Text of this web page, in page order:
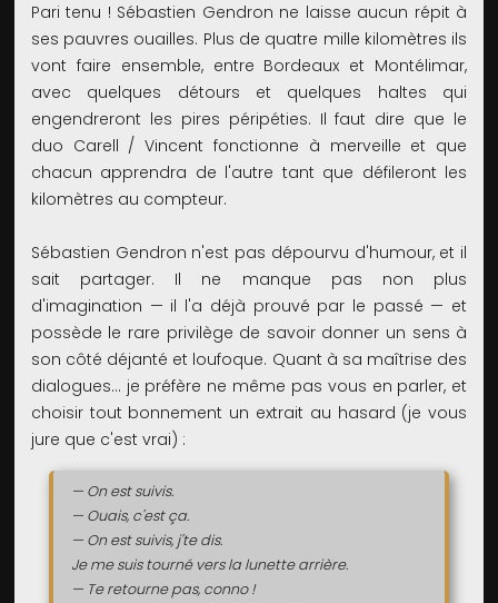
Pari tenu ! Sébastien Gendron ne laisse aucun répit à
ses pauvres ouailles. Plus de quatre mille kilomètres ils
vont faire ensemble, entre Bordeaux et Montélimar,
avec quelques détours et quelques haltes qui
engendreront les pires péripéties. Il faut dire que le
duo Carell / Vincent fonctionne à merveille et que
chacun apprendra de l'autre tant que défileront les
kilomètres au compteur.
Sébastien Gendron n'est pas dépourvu d'humour, et il
sait partager. Il ne manque pas non plus
d'imagination — il l'a déjà prouvé par le passé — et
possède le rare privilège de savoir donner un sens à
son côté déjanté et loufoque. Quant à sa maîtrise des
dialogues… je préfère ne même pas vous en parler, et
choisir tout bonnement un extrait au hasard (je vous
jure que c'est vrai) :
— On est suivis.
— Ouais, c'est ça.
— On est suivis, j'te dis.
Je me suis tourné vers la lunette arrière.
— Te retourne pas, conno !